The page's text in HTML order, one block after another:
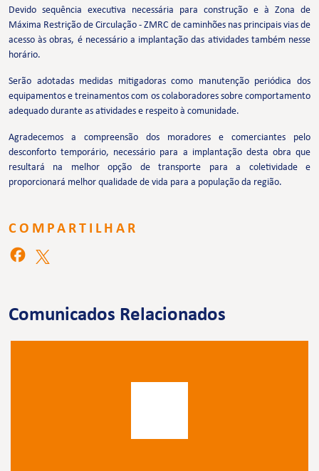
Devido sequência executiva necessária para construção e à Zona de
Máxima Restrição de Circulação - ZMRC de caminhões nas principais vias de
acesso às obras, é necessário a implantação das atividades também nesse
horário.
Serão adotadas medidas mitigadoras como manutenção periódica dos
equipamentos e treinamentos com os colaboradores sobre comportamento
adequado durante as atividades e respeito à comunidade.
Agradecemos a compreensão dos moradores e comerciantes pelo
desconforto temporário, necessário para a implantação desta obra que
resultará na melhor opção de transporte para a coletividade e
proporcionará melhor qualidade de vida para a população da região.
COMPARTILHAR
Comunicados Relacionados